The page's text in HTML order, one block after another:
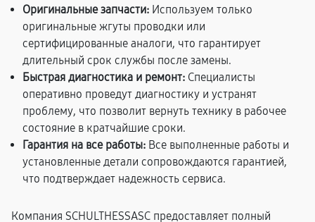
Оригинальные запчасти: Используем только
оригинальные жгуты проводки или
сертифицированные аналоги, что гарантирует
длительный срок службы после замены.
Быстрая диагностика и ремонт: Специалисты
оперативно проведут диагностику и устранят
проблему, что позволит вернуть технику в рабочее
состояние в кратчайшие сроки.
Гарантия на все работы: Все выполненные работы и
установленные детали сопровождаются гарантией,
что подтверждает надежность сервиса.
Компания SCHULTHESSASC предоставляет полный